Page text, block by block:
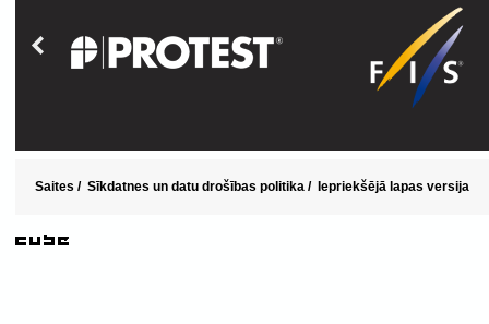
Saites / Sīkdatnes un datu drošības politika / Iepriekšējā lapas versija